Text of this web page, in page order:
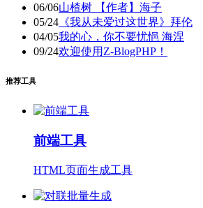
06/06山楂树 【作者】海子
05/24 《我从未爱过这世界》拜伦
04/05我的心，你不要忧悒 海涅
09/24欢迎使用Z-BlogPHP！
推荐工具
前端工具
HTML页面生成工具